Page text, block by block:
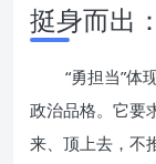
挺身而出
“勇担当”体
政治品格。它要
来、顶上去，不